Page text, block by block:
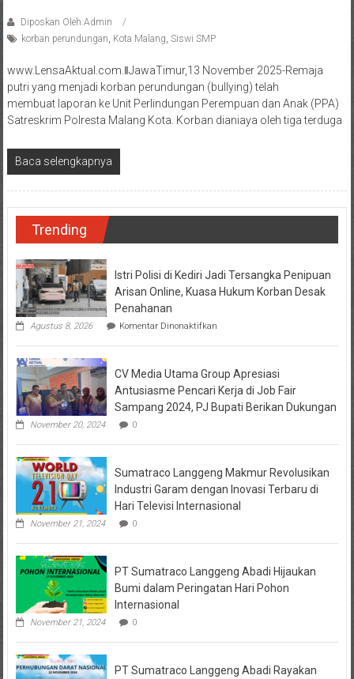
Diposkan Oleh:Admin
korban perundungan Kota Malang Siswi SMP
www.LensaAktual.com.ǁJawaTimur,13 November 2025-Remaja
putri yang menjadi korban perundungan (bullying) telah
membuat laporan ke Unit Perlindungan Perempuan dan Anak (PPA)
Satreskrim Polresta Malang Kota. Korban dianiaya oleh tiga terduga
Baca selengkapnya
Trending
Istri Polisi di Kediri Jadi Tersangka Penipuan
Arisan Online, Kuasa Hukum Korban Desak
Penahanan
Agustus 8, 2026 Komentar Dinonaktifkanpada
Polisi
Kediri
Jadi
Tersangka
Penipuan
Kuasa
Korban
Desak
Penahanan
CV Media Utama Group Apresiasi
Antusiasme Pencari Kerja di Job Fair
Sampang 2024, PJ Bupati Berikan Dukungan
November 20, 2024 0
Sumatraco Langgeng Makmur Revolusikan
Industri Garam dengan Inovasi Terbaru di
Hari Televisi Internasional
November 21, 2024 0
PT Sumatraco Langgeng Abadi Hijaukan
Bumi dalam Peringatan Hari Pohon
Internasional
November 21, 2024 0
PT Sumatraco Langgeng Abadi Rayakan